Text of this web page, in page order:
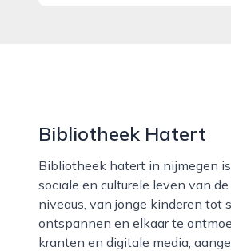
Bibliotheek Hatert
Bibliotheek hatert in nijmegen is een eigentijdse wijkbibliotheek die een belangrijke rol speelt in het
sociale en culturele leven van
niveaus, van jonge kinderen tot
ontspannen en elkaar te
kranten en digitale media,